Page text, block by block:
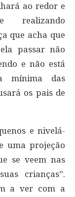
ao redor e
realizando
que acha que
passar não
e não está
mínima das
os pais de
e nivelá-
uma projeção
se veem nas
crianças”.
a ver com a